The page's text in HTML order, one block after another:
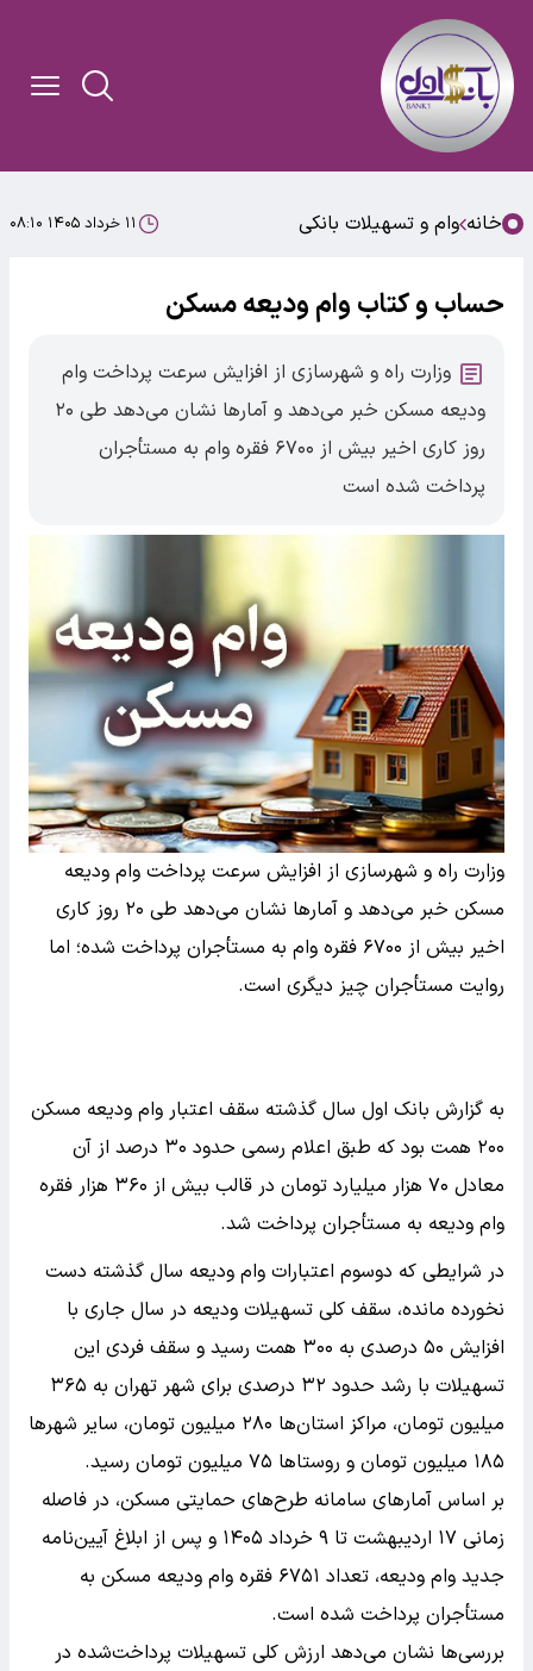
خانه وام و تسهیلات بانکی ۱۱ خرداد ۱۴۰۵ ۰۸:۱۰
حساب و کتاب وام ودیعه مسکن
وزارت راه و شهرسازی از افزایش سرعت پرداخت وام
ودیعه مسکن خبر می‌دهد و آمارها نشان می‌دهد طی ۲۰
روز کاری اخیر بیش از ۶۷۰۰ فقره وام به مستأجران
پرداخت شده است
وزارت راه و شهرسازی از افزایش سرعت پرداخت وام ودیعه
مسکن خبر می‌دهد و آمارها نشان می‌دهد طی ۲۰ روز کاری
اخیر بیش از ۶۷۰۰ فقره وام به مستأجران پرداخت شده؛ اما
روایت مستأجران چیز دیگری است.
به گزارش بانک اول سال گذشته سقف اعتبار وام ودیعه مسکن
۲۰۰ همت بود که طبق اعلام رسمی حدود ۳۰ درصد از آن
معادل ۷۰ هزار میلیارد تومان در قالب بیش از ۳۶۰ هزار فقره
وام ودیعه به مستأجران پرداخت شد.
در شرایطی که دوسوم اعتبارات وام ودیعه سال گذشته دست
نخورده مانده، سقف کلی تسهیلات ودیعه در سال جاری با
افزایش ۵۰ درصدی به ۳۰۰ همت رسید و سقف فردی این
تسهیلات با رشد حدود ۳۲ درصدی برای شهر تهران به ۳۶۵
میلیون تومان، مراکز استان‌ها ۲۸۰ میلیون تومان، سایر شهرها
۱۸۵ میلیون تومان و روستاها ۷۵ میلیون تومان رسید.
بر اساس آمارهای سامانه طرح‌های حمایتی مسکن، در فاصله
زمانی ۱۷ اردیبهشت تا ۹ خرداد ۱۴۰۵ و پس از ابلاغ آیین‌نامه
جدید وام ودیعه، تعداد ۶۷۵۱ فقره وام ودیعه مسکن به
مستأجران پرداخت شده است.
بررسی‌ها نشان می‌دهد ارزش کلی تسهیلات پرداخت‌شده در